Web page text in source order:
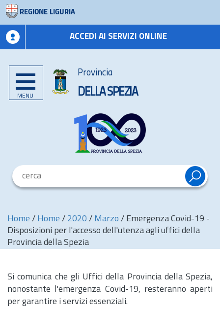
REGIONE LIGURIA
ACCEDI AI SERVIZI ONLINE
MENU
Provincia
DELLA SPEZIA
Home / Home / 2020 / Marzo / Emergenza Covid-19 -
Disposizioni per l'accesso dell'utenza agli uffici della
Provincia della Spezia
Si comunica che gli Uffici della Provincia della Spezia,
nonostante l'emergenza Covid-19, resteranno aperti
per garantire i servizi essenziali.